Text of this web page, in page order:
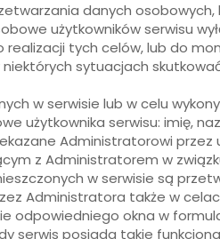
danych
użytkowników serwisu
realizacji tych celów, lub do
sytuacjach
w serwisie lub w celu
użytkownika serwisu: imię,
Administratorowi
z Administratorem w
w serwisie są
Administratora także w
odpowiedniego okna w
serwis posiada takie